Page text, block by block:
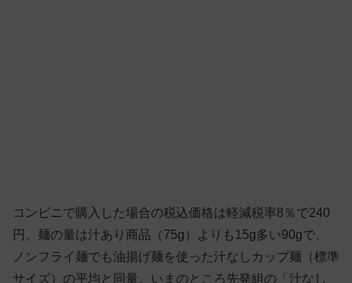
コンビニで購入した場合の税込価格は軽減税率8％で240
円、麺の量は汁あり商品（75g）よりも15g多い90gで、
ノンフライ麺でも油揚げ麺を使った汁なしカップ麺（標準
サイズ）の平均と同量。いまのところ先発組の「汁なし